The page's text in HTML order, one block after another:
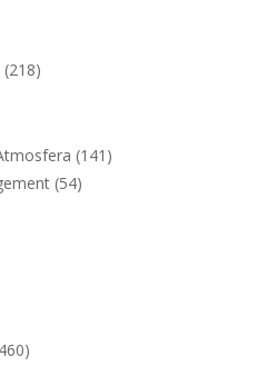
(218)
(141)
(54)